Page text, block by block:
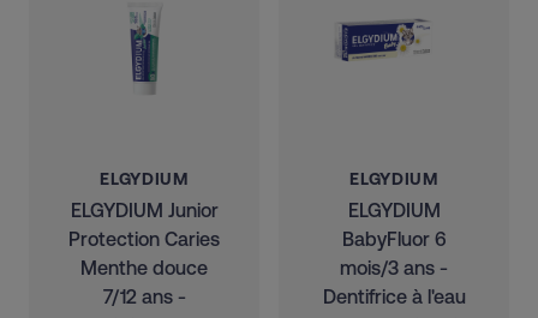
ELGYDIUM
ELGYDIUM Junior
Protection Caries
Menthe douce
7/12 ans -
ELGYDIUM
ELGYDIUM
BabyFluor 6
mois/3 ans -
Dentifrice à l'eau